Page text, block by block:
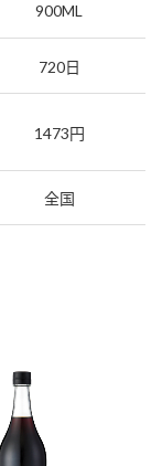
900ML
720日
1473円
全国